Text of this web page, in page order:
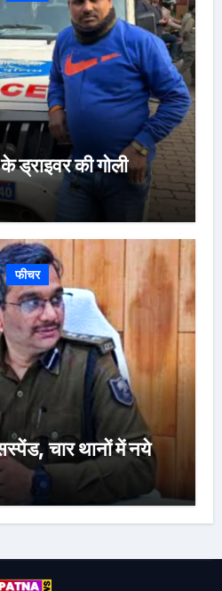
ड्राइवर की गोली
फीचर
चार थानों में नये